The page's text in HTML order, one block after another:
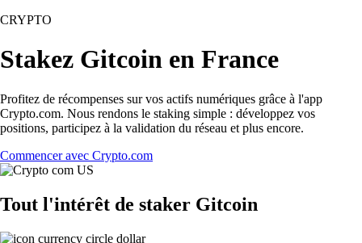
CRYPTO
Stakez Gitcoin en France
Profitez de récompenses sur vos actifs numériques grâce à l'app
Crypto.com. Nous rendons le staking simple : développez vos
positions, participez à la validation du réseau et plus encore.
Commencer avec Crypto.com
Tout l'intérêt de staker Gitcoin